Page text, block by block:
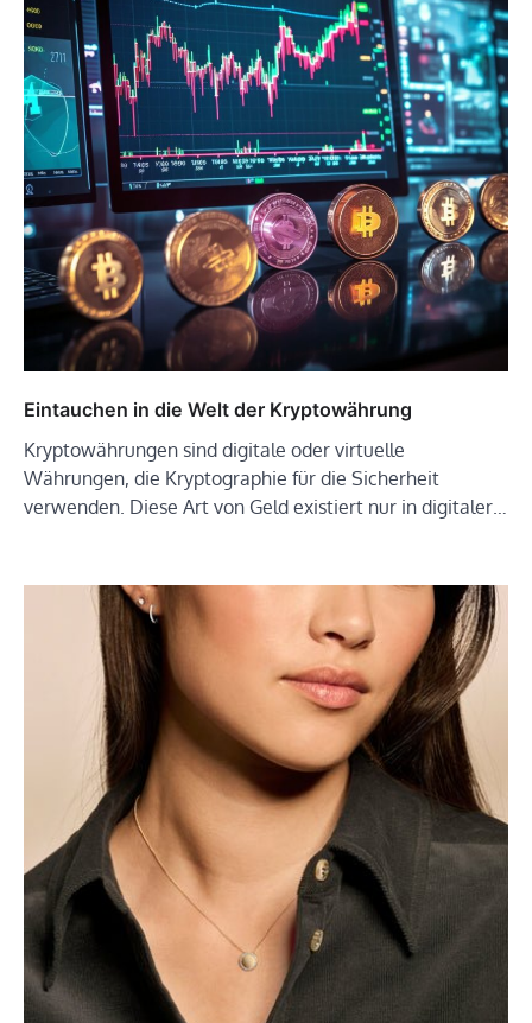
Eintauchen in die Welt der Kryptowährung
Kryptowährungen sind digitale oder virtuelle
Währungen, die Kryptographie für die Sicherheit
verwenden. Diese Art von Geld existiert nur in digitaler…